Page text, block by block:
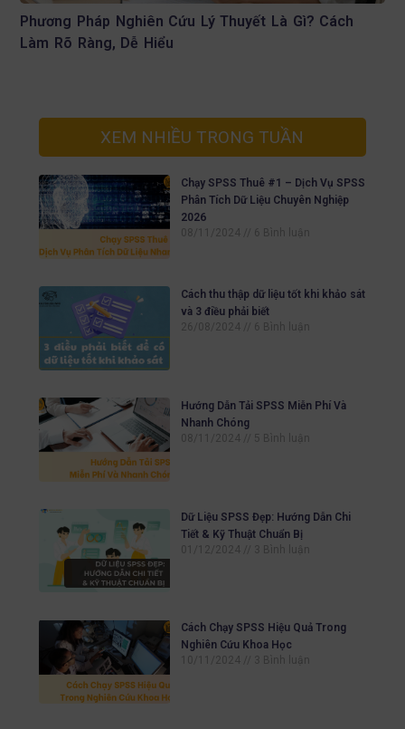
Phương Pháp Nghiên Cứu Lý Thuyết Là Gì? Cách
Làm Rõ Ràng, Dễ Hiểu
XEM NHIỀU TRONG TUẦN
Chạy SPSS Thuê #1 – Dịch Vụ SPSS
Phân Tích Dữ Liệu Chuyên Nghiệp
2026
08/11/2024
6 Bình luận
Cách thu thập dữ liệu tốt khi khảo sát
và 3 điều phải biết
26/08/2024
6 Bình luận
Hướng Dẫn Tải SPSS Miễn Phí Và
Nhanh Chóng
08/11/2024
5 Bình luận
Dữ Liệu SPSS Đẹp: Hướng Dẫn Chi
Tiết & Kỹ Thuật Chuẩn Bị
01/12/2024
3 Bình luận
Cách Chạy SPSS Hiệu Quả Trong
Nghiên Cứu Khoa Học
10/11/2024
3 Bình luận